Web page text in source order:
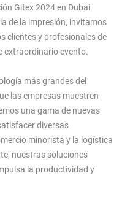
Gitex 2024 en Dubai.
de la impresión, invitamos
clientes y profesionales de
extraordinario evento.
más grandes del
las empresas muestren
una gama de nuevas
diversas
minorista y la logística
nuestras soluciones
la productividad y